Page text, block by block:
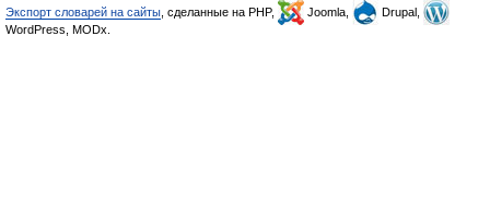
Экспорт словарей на сайты , сделанные на PHP, Joomla,
Drupal,
WordPress, MODx.